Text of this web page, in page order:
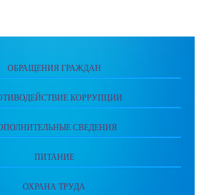
ОБРАЩЕНИЯ ГРАЖДАН
КОРРУПЦИИ
СВЕДЕНИЯ
ПИТАНИЕ
ОХРАНА ТРУДА